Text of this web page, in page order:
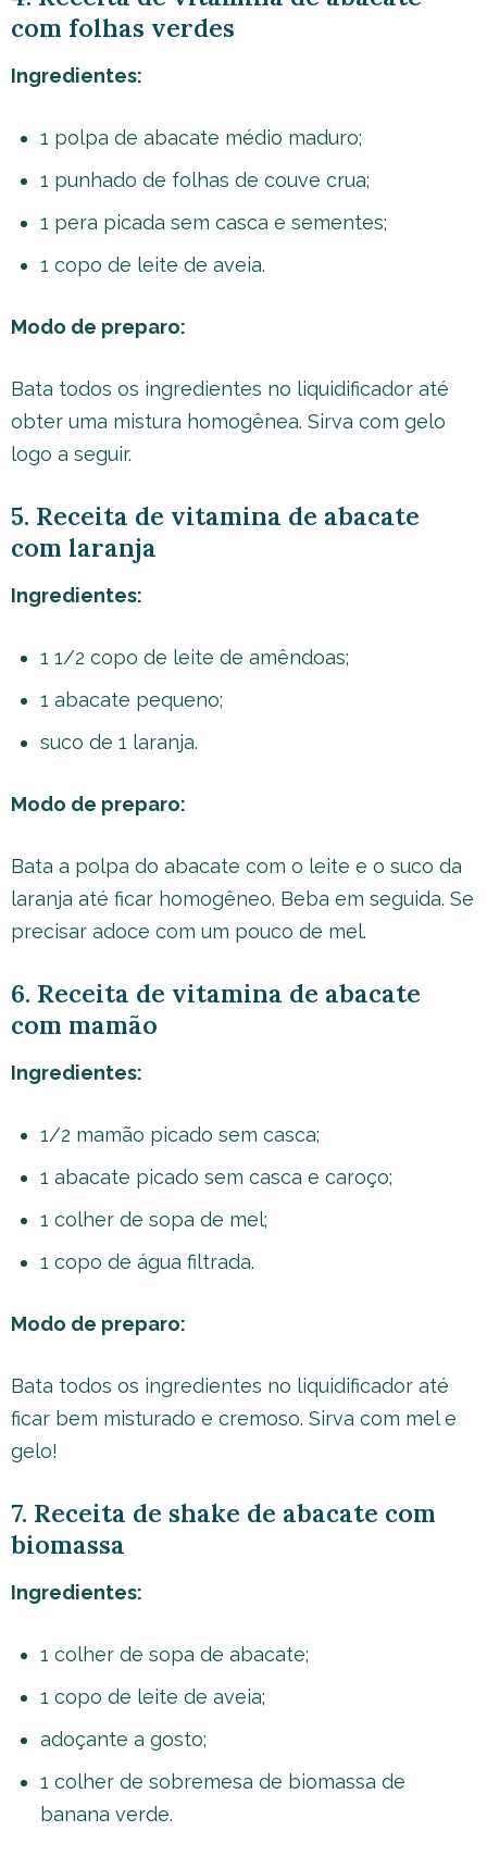
com folhas verdes
Ingredientes:
1 polpa de abacate médio maduro;
1 punhado de folhas de couve crua;
1 pera picada sem casca e sementes;
1 copo de leite de aveia.
Modo de preparo:
Bata todos os ingredientes no liquidificador até
obter uma mistura homogênea. Sirva com gelo
logo a seguir.
5. Receita de vitamina de abacate
com laranja
Ingredientes:
1 1/2 copo de leite de amêndoas;
1 abacate pequeno;
suco de 1 laranja.
Modo de preparo:
Bata a polpa do abacate com o leite e o suco da
laranja até ficar homogêneo. Beba em seguida. Se
precisar adoce com um pouco de mel.
6. Receita de vitamina de abacate
com mamão
Ingredientes:
1/2 mamão picado sem casca;
1 abacate picado sem casca e caroço;
1 colher de sopa de mel;
1 copo de água filtrada.
Modo de preparo:
Bata todos os ingredientes no liquidificador até
ficar bem misturado e cremoso. Sirva com mel e
gelo!
7. Receita de shake de abacate com
biomassa
Ingredientes:
1 colher de sopa de abacate;
1 copo de leite de aveia;
adoçante a gosto;
1 colher de sobremesa de biomassa de
banana verde.